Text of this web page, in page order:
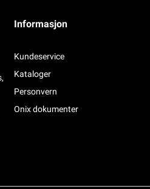
Informasjon
Kundeservice
Kataloger
Personvern
Onix dokumenter